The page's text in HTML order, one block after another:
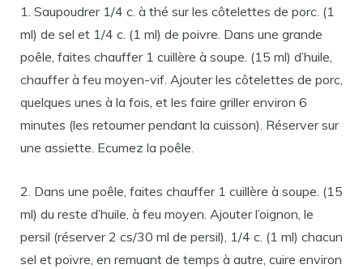
1. Saupoudrer 1/4 c. à thé sur les côtelettes de porc. (1
ml) de sel et 1/4 c. (1 ml) de poivre. Dans une grande
poêle, faites chauffer 1 cuillère à soupe. (15 ml) d’huile,
chauffer à feu moyen-vif. Ajouter les côtelettes de porc,
quelques unes à la fois, et les faire griller environ 6
minutes (les retourner pendant la cuisson). Réserver sur
une assiette. Ecumez la poêle.
2. Dans une poêle, faites chauffer 1 cuillère à soupe. (15
ml) du reste d’huile, à feu moyen. Ajouter l’oignon, le
persil (réserver 2 cs/30 ml de persil), 1/4 c. (1 ml) chacun
sel et poivre, en remuant de temps à autre, cuire environ